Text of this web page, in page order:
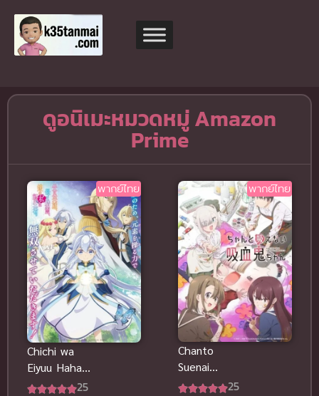
ดูอนิเมะหมวดหมู่ Amazon
Prime
พากย์ไทย
Chichi wa
Eiyuu Haha
Seirei
25
พากย์ไทย
Chanto
Suenai
Kyuuketsuki
25